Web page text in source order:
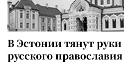
В Эстонии тянут
русского православия